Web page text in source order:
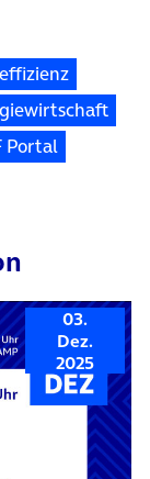
Portal
03.
Dez.
2025